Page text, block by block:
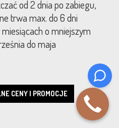
od 2 dnia po zabiegu,
trwa max. do 6 dni
o mniejszym
do maja
CENY I PROMOCJE